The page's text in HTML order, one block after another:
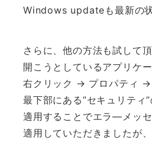
Windows updateも最新の状
さらに、他の方法も試して頂
開こうとしているアプリケ
右クリック → プロパティ →
最下部にある”セキュリティ
適用することでエラ―メッ
適用していただきましたが